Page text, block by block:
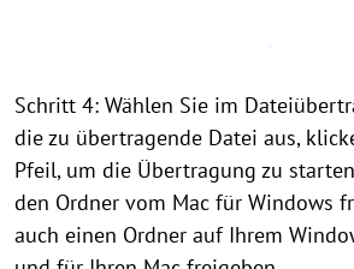
Schritt 4: Wählen Sie im
die zu übertragende Datei aus,
Pfeil, um die Übertragung zu
den Ordner vom Mac für Windows
auch einen Ordner auf Ihrem